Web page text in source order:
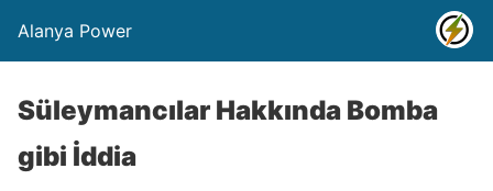
Alanya Power
Süleymancılar Hakkında Bomba
gibi İddia